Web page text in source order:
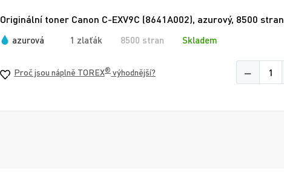
Originální toner Canon C-EXV9C (8641A002), azurový, 8500 stran
azurová 1 zlaťák 8500 stran Skladem
Proč jsou náplně TOREX® výhodnější? −